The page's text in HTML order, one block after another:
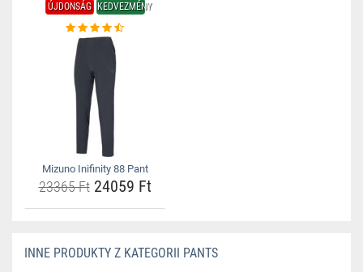
ÚJDONSÁG KEDVEZMÉNY
Mizuno Inifinity 88 Pant
23365 Ft24059 Ft
INNE PRODUKTY Z KATEGORII PANTS